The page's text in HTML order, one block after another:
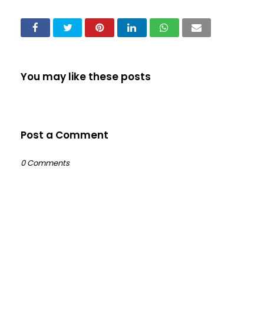
You may like these posts
Post a Comment
0 Comments